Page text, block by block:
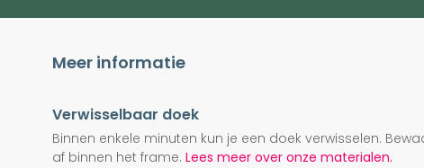
Meer informatie
Verwisselbaar doek
Binnen enkele minuten kun je een doek verwisselen.
af binnen het frame. Lees meer over onze materialen.